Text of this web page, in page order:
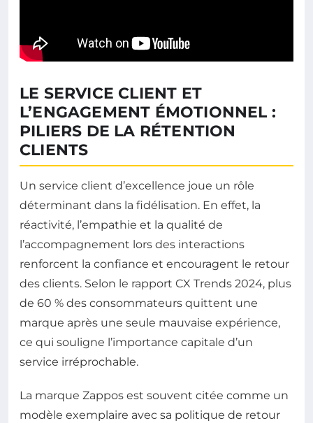
LE SERVICE CLIENT ET
L’ENGAGEMENT ÉMOTIONNEL :
PILIERS DE LA RÉTENTION
CLIENTS
Un service client d’excellence joue un rôle
déterminant dans la fidélisation. En effet, la
réactivité, l’empathie et la qualité de
l’accompagnement lors des interactions
renforcent la confiance et encouragent le retour
des clients. Selon le rapport CX Trends 2024, plus
de 60 % des consommateurs quittent une
marque après une seule mauvaise expérience,
ce qui souligne l’importance capitale d’un
service irréprochable.
La marque Zappos est souvent citée comme un
modèle exemplaire avec sa politique de retour